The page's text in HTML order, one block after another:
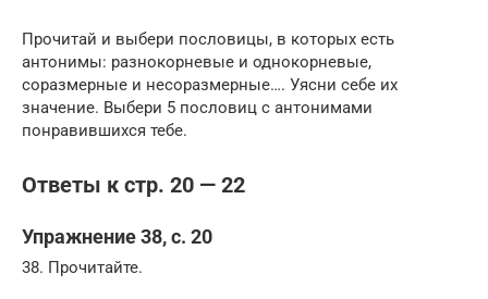
Прочитай и выбери пословицы, в которых есть
антонимы: разнокорневые и однокорневые,
соразмерные и несоразмерные…. Уясни себе их
значение. Выбери 5 пословиц с антонимами
понравившихся тебе.
Ответы к стр. 20 — 22
Упражнение 38, с. 20
38. Прочитайте.